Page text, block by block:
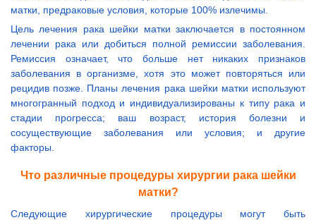
матки, предраковые условия, которые 100% излечимы.
Цель лечения рака шейки матки заключается в постоянном
лечении рака или добиться полной ремиссии заболевания.
Ремиссия означает, что больше нет никаких признаков
заболевания в организме, хотя это может повторяться или
рецидив позже. Планы лечения рака шейки матки используют
многогранный подход и индивидуализированы к типу рака и
стадии прогресса; ваш возраст, история болезни и
сосуществующие заболевания или условия; и другие
факторы.
Что различные процедуры хирургии рака шейки
матки?
Следующие хирургические процедуры могут быть